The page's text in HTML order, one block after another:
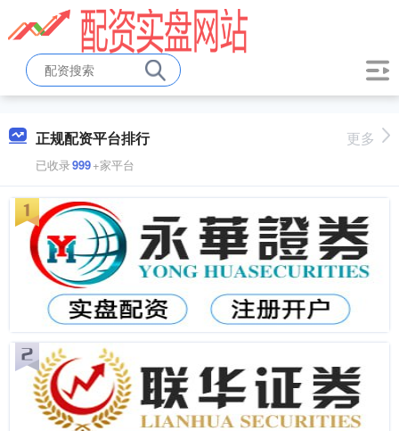
正规配资平台排行
已收录999+家平台
更多